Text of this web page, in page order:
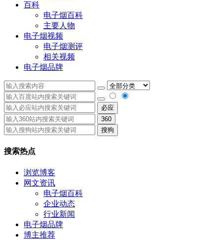
百科
电子烟百科
主要人物
电子烟视频
电子烟测评
相关视频
电子烟品牌
必应
360
搜狗
搜索热点
浏览博客
网文资讯
电子烟百科
企业动态
行业新闻
电子烟品牌
博主推荐